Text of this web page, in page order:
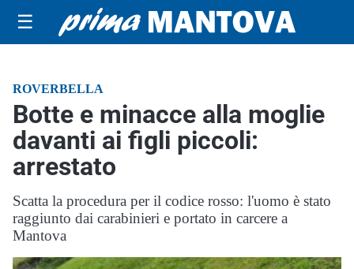
☰
ROVERBELLA
Botte e minacce alla moglie
davanti ai figli piccoli:
arrestato
Scatta la procedura per il codice rosso: l'uomo è stato
raggiunto dai carabinieri e portato in carcere a
Mantova